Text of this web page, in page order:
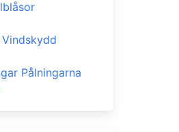
Pålningarna